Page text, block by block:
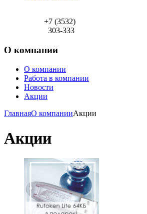
+7 (3532)
303-333
О компании
О компании
Работа в компании
Новости
Акции
ГлавнаяО компанииАкции
Акции